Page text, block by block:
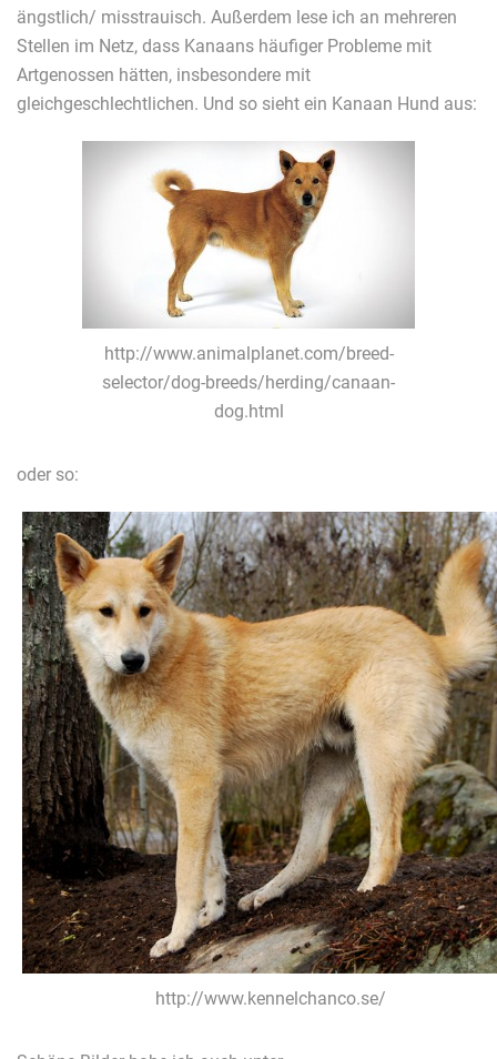
ängstlich/ misstrauisch. Außerdem lese ich an mehreren
Stellen im Netz, dass Kanaans häufiger Probleme mit
Artgenossen hätten, insbesondere mit
gleichgeschlechtlichen. Und so sieht ein Kanaan Hund aus:
http://www.animalplanet.com/breed-
selector/dog-breeds/herding/canaan-
dog.html
oder so:
http://www.kennelchanco.se/